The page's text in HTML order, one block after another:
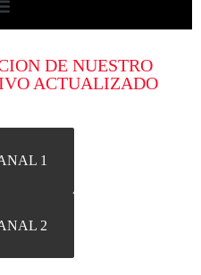
DE NUESTRO
ACTUALIZADO
1
2